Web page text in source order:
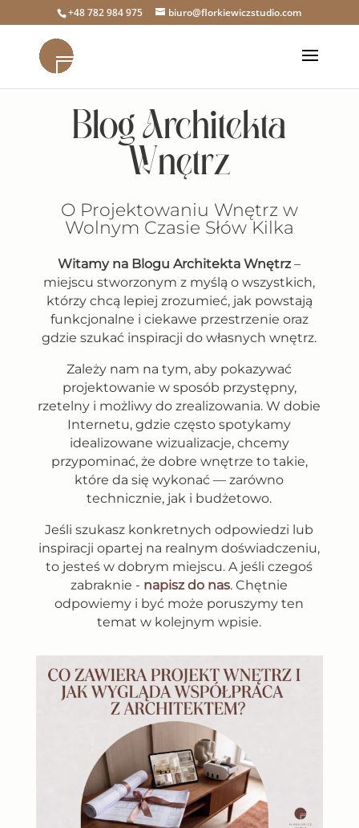
+48 782 984 975 biuro@florkiewiczstudio.com
Blog Architekta
Wnętrz
O Projektowaniu Wnętrz w
Wolnym Czasie Słów Kilka
Witamy na Blogu Architekta Wnętrz–
miejscu stworzonym z myślą o wszystkich,
którzy chcą lepiej zrozumieć, jak powstają
funkcjonalne i ciekawe przestrzenie oraz
gdzie szukać inspiracji do własnych wnętrz.
Zależy nam na tym, aby pokazywać
projektowanie w sposób przystępny,
rzetelny i możliwy do zrealizowania. W dobie
Internetu, gdzie często spotykamy
idealizowane wizualizacje, chcemy
przypominać, że dobre wnętrze to takie,
które da się wykonać — zarówno
technicznie, jak i budżetowo.
Jeśli szukasz konkretnych odpowiedzi lub
inspiracji opartej na realnym doświadczeniu,
to jesteś w dobrym miejscu. A jeśli czegoś
zabraknie - napisz do nas. Chętnie
odpowiemy i być może poruszymy ten
temat w kolejnym wpisie.